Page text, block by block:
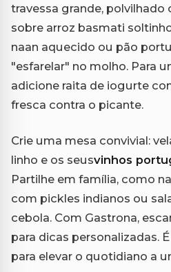
travessa grande,
sobre arroz basmati
naan aquecido ou pão
"esfarelar" no molho. Para
adicione raita de iogurte
fresca contra o picante.
Crie uma mesa convivial:
linho e os seusvinhos
Partilhe em família, como
com pickles indianos ou
cebola. Com Gastrona,
para dicas personalizadas.
para elevar o quotidiano a